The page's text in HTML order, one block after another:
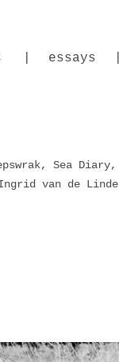
essays
, Sea Diary,
van de Linde